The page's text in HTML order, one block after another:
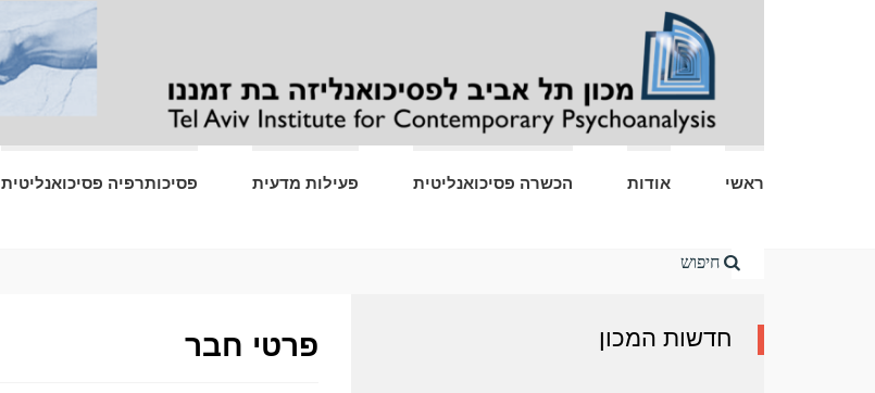
ראשי אודות הכשרה פסיכואנליטית פעילות מדעית פסיכותרפיה פסיכואנליטית
Home
פרטי חבר חדשות המכון